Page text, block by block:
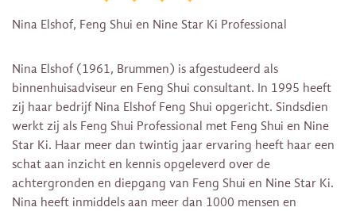
Nina Elshof, Feng Shui en Nine Star Ki Professional
Nina Elshof (1961, Brummen) is afgestudeerd als
binnenhuisadviseur en Feng Shui consultant. In 1995 heeft
zij haar bedrijf Nina Elshof Feng Shui opgericht. Sindsdien
werkt zij als Feng Shui Professional met Feng Shui en Nine
Star Ki. Haar meer dan twintig jaar ervaring heeft haar een
schat aan inzicht en kennis opgeleverd over de
achtergronden en diepgang van Feng Shui en Nine Star Ki.
Nina heeft inmiddels aan meer dan 1000 mensen en